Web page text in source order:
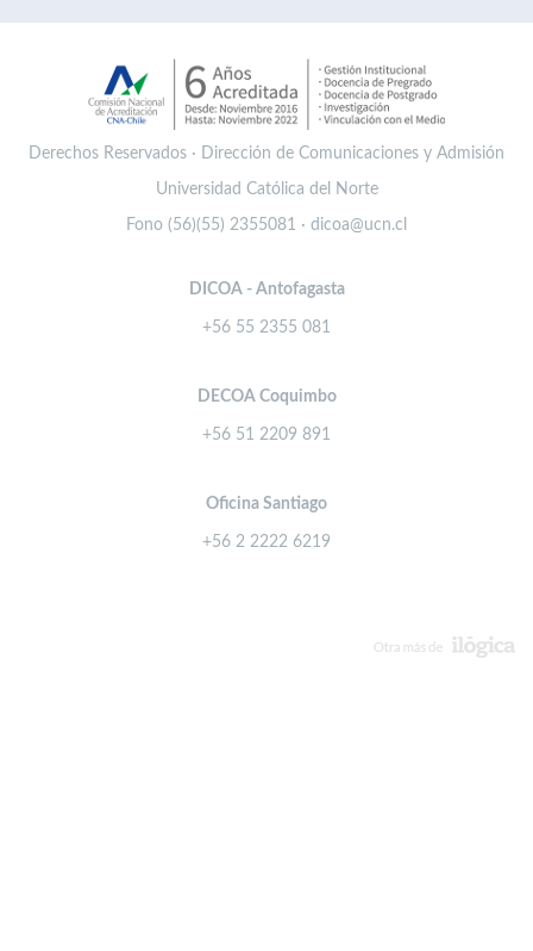
Derechos Reservados · Dirección de Comunicaciones y Admisión
Universidad Católica del Norte
Fono (56)(55) 2355081 · dicoa@ucn.cl
DICOA - Antofagasta
+56 55 2355 081
DECOA Coquimbo
+56 51 2209 891
Oficina Santiago
+56 2 2222 6219